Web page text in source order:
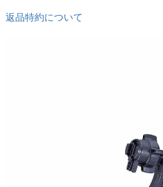
返品特約について